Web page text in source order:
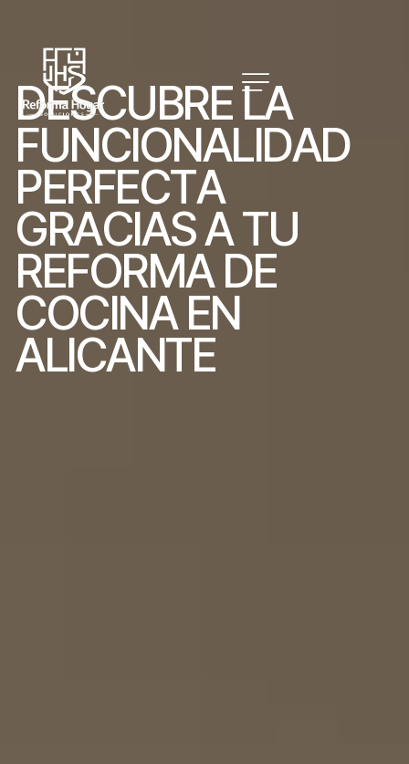
DESCUBRELA
FUNCIONALIDAD
PERFECTA
GRACIASATU
REFORMA DE
COCINA EN
ALICANTE